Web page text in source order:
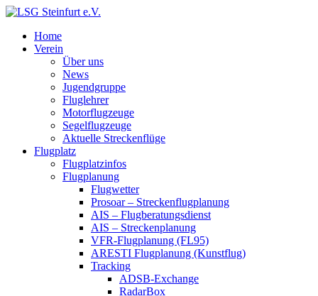
Home
Verein
Über uns
News
Jugendgruppe
Fluglehrer
Motorflugzeuge
Segelflugzeuge
Aktuelle Streckenflüge
Flugplatz
Flugplatzinfos
Flugplanung
Flugwetter
Prosoar – Streckenflugplanung
AIS – Flugberatungsdienst
AIS – Streckenplanung
VFR-Flugplanung (FL95)
ARESTI Flugplanung (Kunstflug)
Tracking
ADSB-Exchange
RadarBox